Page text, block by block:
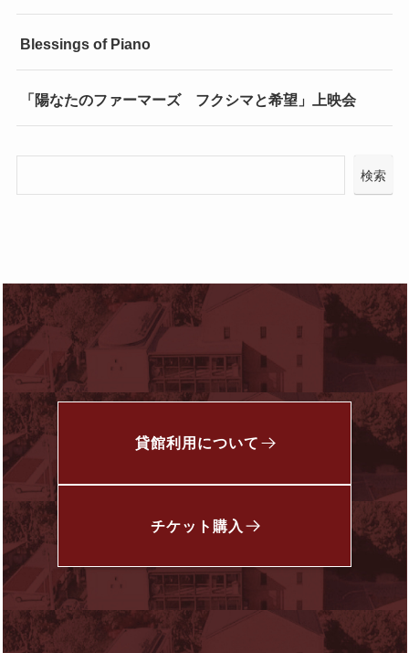
Blessings of Piano
「陽なたのファーマーズ フクシマと希望」上映会
検索
貸館利用について
チケット 購入